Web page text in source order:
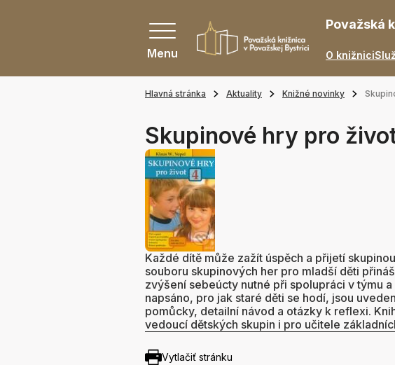
Menu
Považská
O knižnici
Hlavná stránka Aktuality Knižné novinky
Skupinové hry pro
Každé dítě může zažít úspěch a přijetí
souboru skupinových her pro mladší děti
zvýšení sebeúcty nutné při spolupráci v týmu
napsáno, pro jak staré děti se hodí, jsou
pomůcky, detailní návod a otázky k reflexi.
vedoucí dětských skupin i pro učitele
Vytlačiť stránku